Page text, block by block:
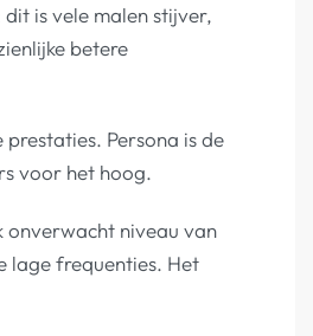
is vele malen stijver,
betere
Persona is de
voor het hoog.
onverwacht niveau van
lage frequenties. Het